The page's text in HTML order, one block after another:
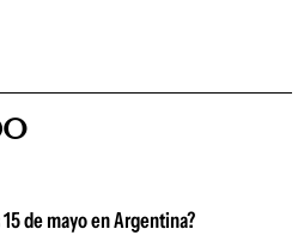
de mayo en Argentina?